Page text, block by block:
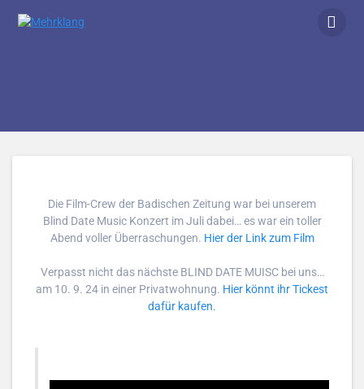
Die Film-Crew der Badischen Zeitung war bei unserem
Blind Date Music Konzert im Juli dabei… es war ein toller
Abend voller Überraschungen. Hier der Link zum Film
Verpasst nicht das nächste BLIND DATE MUISC bei uns…
am 10. 9. 24 in einer Privatwohnung. Hier könnt ihr Tickest
dafür kaufen.